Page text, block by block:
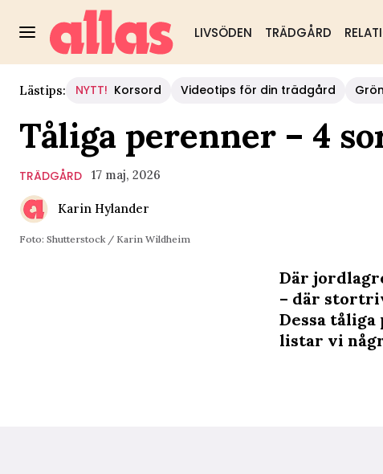
LIVSÖDEN TRÄDGÅRD
Lästips: NYTT! Korsord Videotips för din trädgård
Tåliga perenner – 4
TRÄDGÅRD 17 maj, 2026
Karin Hylander
Foto: Shutterstock / Karin Wildheim
Där
– där
Dessa
listar vi